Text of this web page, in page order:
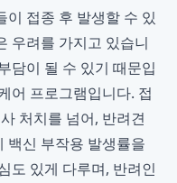
접종 후 발생할 수 있
우려를 가지고 있습니
담이 될 수 있기 때문입
어 프로그램입니다. 접
처치를 넘어, 반려견
백신 부작용 발생률을
도 있게 다루며, 반려인